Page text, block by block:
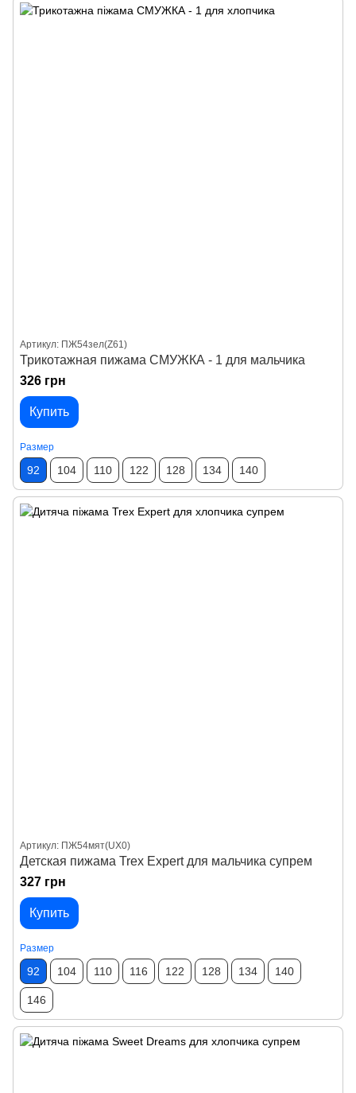
Артикул: ПЖ54зел(Z61)
Трикотажная пижама СМУЖКА - 1 для мальчика
326 грн
Купить
Размер
92 104 110 122 128 134 140
Артикул: ПЖ54мят(UX0)
Детская пижама Trex Expert для мальчика супрем
327 грн
Купить
Размер
92 104 110 116 122 128 134 140
146